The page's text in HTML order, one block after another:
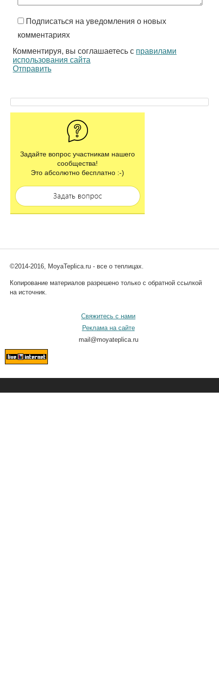
Подписаться на уведомления о новых
комментариях
Комментируя, вы соглашаетесь с правилами
использования сайта
Отправить
Задайте вопрос участникам нашего
сообщества!
Это абсолютно бесплатно :-)
©2014-2016, MoyaTeplica.ru - все о теплицах.
Копирование материалов разрешено только с обратной ссылкой
на источник.
Свяжитесь с нами
Реклама на сайте
mail@moyateplica.ru